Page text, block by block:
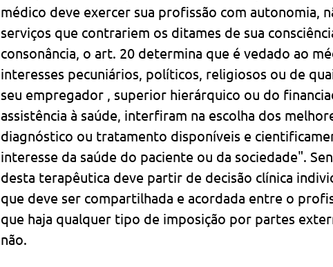
médico deve exercer sua profissão com autonomia,
serviços que contrariem os ditames de sua
consonância, o art. 20 determina que é vedado ao
interesses pecuniários, políticos, religiosos ou de
seu empregador , superior hierárquico ou do
assistência à saúde, interfiram na escolha dos
diagnóstico ou tratamento disponíveis e
interesse da saúde do paciente ou da sociedade".
desta terapêutica deve partir de decisão clínica
que deve ser compartilhada e acordada entre o
que haja qualquer tipo de imposição por partes
não.